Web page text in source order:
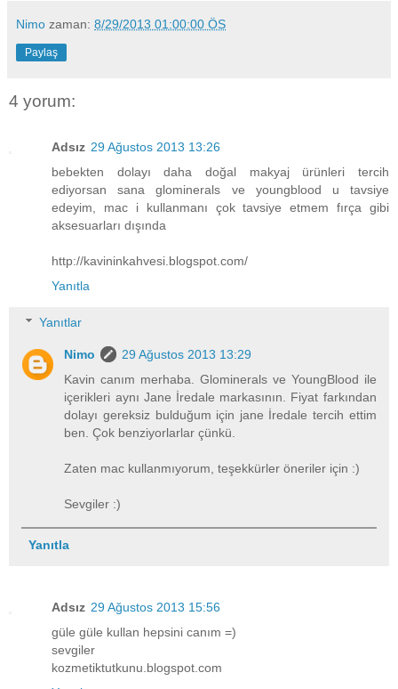
Nimo zaman: 8/29/2013 01:00:00 ÖS
Paylaş
4 yorum:
Adsız 29 Ağustos 2013 13:26
bebekten dolayı daha doğal makyaj ürünleri tercih
ediyorsan sana glominerals ve youngblood u tavsiye
edeyim, mac i kullanmanı çok tavsiye etmem fırça gibi
aksesuarları dışında
http://kavininkahvesi.blogspot.com/
Yanıtla
Yanıtlar
Nimo
29 Ağustos 2013 13:29
Kavin canım merhaba. Glominerals ve YoungBlood ile
içerikleri aynı Jane İredale markasının. Fiyat farkından
dolayı gereksiz bulduğum için jane İredale tercih ettim
ben. Çok benziyorlarlar çünkü.
Zaten mac kullanmıyorum, teşekkürler öneriler için :)
Sevgiler :)
Yanıtla
Adsız 29 Ağustos 2013 15:56
güle güle kullan hepsini canım =)
sevgiler
kozmetiktutkunu.blogspot.com